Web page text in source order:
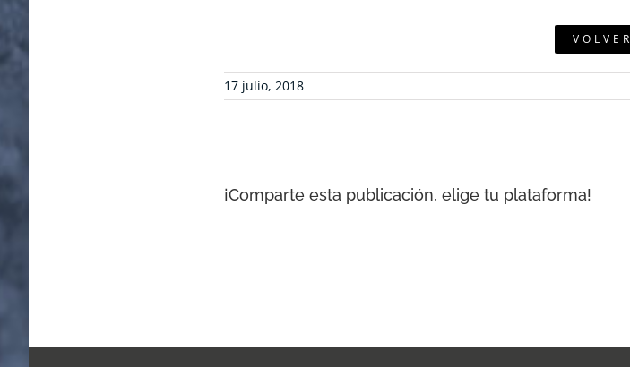
VOLVER
17 julio, 2018
¡Comparte esta publicación, elige tu plataforma!